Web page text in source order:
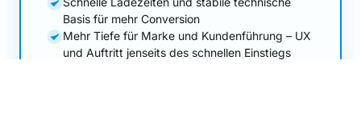
Basis für mehr Conversion
Mehr Tiefe für Marke und Kundenführung – UX
und Auftritt jenseits des schnellen Einstiegs